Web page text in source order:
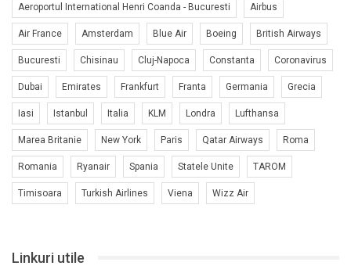
Aeroportul International Henri Coanda - Bucuresti Airbus
Air France Amsterdam Blue Air Boeing British Airways
Bucuresti Chisinau Cluj-Napoca Constanta Coronavirus
Dubai Emirates Frankfurt Franta Germania Grecia
Iasi Istanbul Italia KLM Londra Lufthansa
Marea Britanie New York Paris Qatar Airways Roma
Romania Ryanair Spania Statele Unite TAROM
Timisoara Turkish Airlines Viena Wizz Air
Linkuri utile